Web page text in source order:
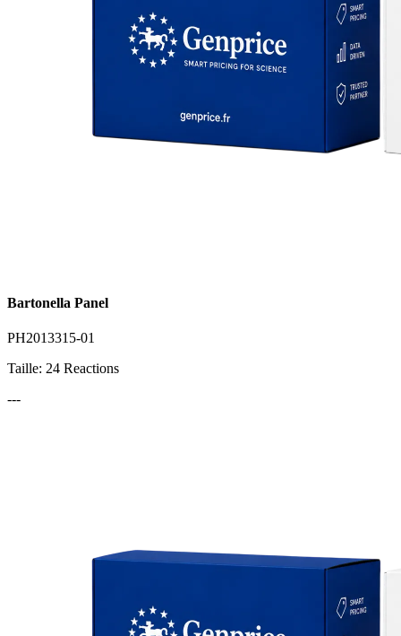
Bartonella Panel
PH2013315-01
Taille: 24 Reactions
---